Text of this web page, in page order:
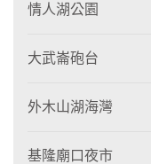
情人湖公園
大武崙砲台
外木山湖海灣
基隆廟口夜市